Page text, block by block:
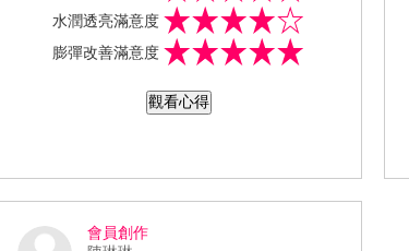
裝，放在包包裡不佔空間一包就含有600
0毫克高濃度膠原蛋白!!一次滿足一天所
味，聞起來味道有點果汁酸甜的氣息，
度、小分子，吸收力超好！ 持續飲用m2
水潤透亮滿意度
膨彈改善滿意度
觀看心得
會員創作